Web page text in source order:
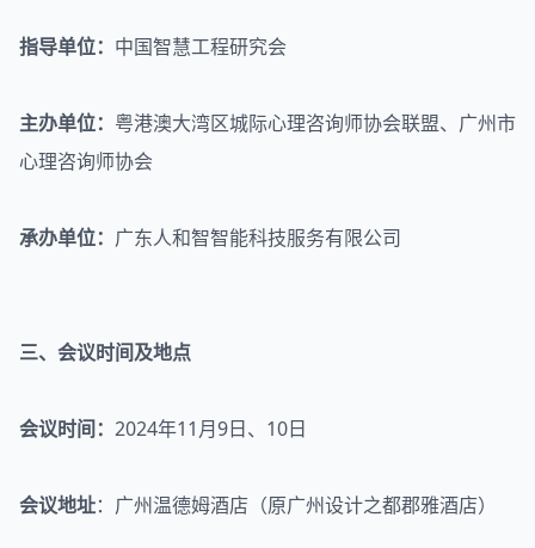
指导单位： 中国智慧工程研究会
主办单位： 粤港澳大湾区城际心理咨询师协会联盟、广州市
心理咨询师协会
承办单位： 广东人和智智能科技服务有限公司
三、会议时间及地点
会议时间： 2024年11月9日、10日
会议地址：广州温德姆酒店（原广州设计之都郡雅酒店）